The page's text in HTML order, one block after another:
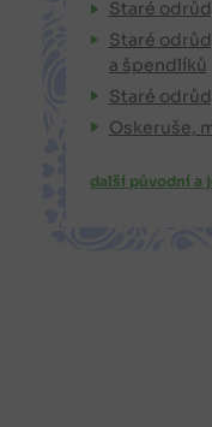
Staré
Staré
a špendlíků
Staré
Oskeruše,
další původní a